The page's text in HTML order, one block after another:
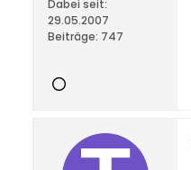
Dabei seit:
29.05.2007
Beiträge: 747